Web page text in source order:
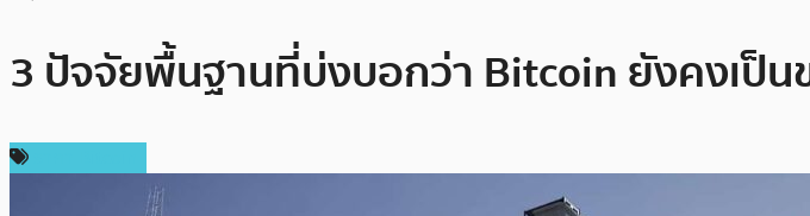
3 ปัจจัยพื้นฐานที่บ่งบอกว่า Bitcoin ยังคงเป็น